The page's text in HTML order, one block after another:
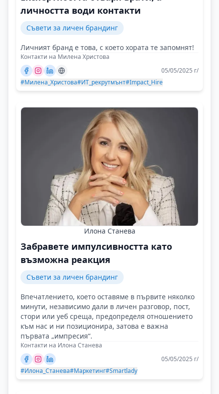
личността води контакти
Съвети за личен брандинг
Личният бранд е това, с което хората те запомнят!
Контакти на Милена Христова
05/05/2025 г/
#Милена_Христова#ИТ_рекрутмънт#Impact_Hire
Илона Станева
Забравете импулсивността като
възможна реакция
Съвети за личен брандинг
Впечатлението, което оставяме в първите няколко
минути, независимо дали в личен разговор, пост,
стори или уеб среща, предопределя отношението
към нас и ни позиционира, затова е важна
първата „импресия“.
Контакти на Илона Станева
05/05/2025 г/
#Илона_Станева#Маркетинг#Smartlady